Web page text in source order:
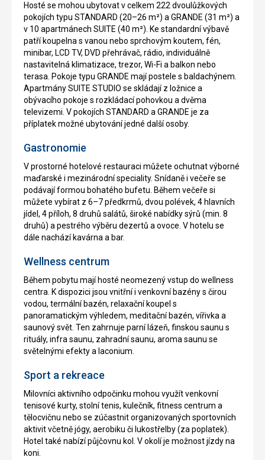
Hosté se mohou ubytovat v celkem 222 dvoulůžkových
pokojích typu STANDARD (20–26 m²) a GRANDE (31 m²) a
v 10 apartmánech SUITE (40 m²). Ke standardní výbavě
patří koupelna s vanou nebo sprchovým koutem, fén,
minibar, LCD TV, DVD přehrávač, rádio, individuálně
nastavitelná klimatizace, trezor, Wi-Fi a balkon nebo
terasa. Pokoje typu GRANDE mají postele s baldachýnem.
Apartmány SUITE STUDIO se skládají z ložnice a
obývacího pokoje s rozkládací pohovkou a dvěma
televizemi. V pokojích STANDARD a GRANDE je za
příplatek možné ubytování jedné další osoby.
Gastronomie
V prostorné hotelové restauraci můžete ochutnat výborné
maďarské i mezinárodní speciality. Snídaně i večeře se
podávají formou bohatého bufetu. Během večeře si
můžete vybírat z 6–7 předkrmů, dvou polévek, 4 hlavních
jídel, 4 příloh, 8 druhů salátů, široké nabídky sýrů (min. 8
druhů) a pestrého výběru dezertů a ovoce. V hotelu se
dále nachází kavárna a bar.
Wellness centrum
Během pobytu mají hosté neomezený vstup do wellness
centra. K dispozici jsou vnitřní i venkovní bazény s čirou
vodou, termální bazén, relaxační koupel s
panoramatickým výhledem, meditační bazén, vířivka a
saunový svět. Ten zahrnuje parní lázeň, finskou saunu s
rituály, infra saunu, zahradní saunu, aroma saunu se
světelnými efekty a laconium.
Sport a rekreace
Milovníci aktivního odpočinku mohou využít venkovní
tenisové kurty, stolní tenis, kulečník, fitness centrum a
tělocvičnu nebo se zúčastnit organizovaných sportovních
aktivit včetně jógy, aerobiku či lukostřelby (za poplatek).
Hotel také nabízí půjčovnu kol. V okolí je možnost jízdy na
koni.